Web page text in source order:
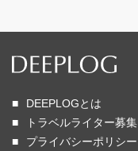
DEEPLOGとは
トラベルライター募集
プライバシーポリシー